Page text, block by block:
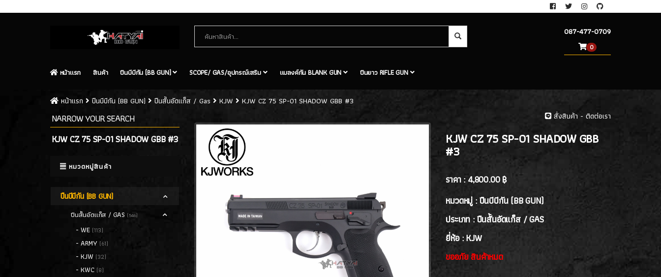
087-477-0709
0
หน้าเเรก สินค้า ปืนบีบีกัน (BB GUN) SCOPE/ GAS/อุปกรณ์เสริม แบลงค์กัน BLANK GUN ปืนยาว RIFLE GUN
หน้าเเรก ปืนบีบีกัน (BB GUN) ปืนสั้นอัดแก็ส / Gas KJW KJW CZ 75 SP-01 SHADOW GBB #3
NARROW YOUR SEARCH
KJW CZ 75 SP-01 SHADOW GBB #3
หมวดหมู่สินค้า
ปืนบีบีกัน (BB GUN)
ปืนสั้นอัดแก็ส / GAS (546)
- WE (113)
- ARMY (61)
- KJW (32)
- KWC (8)
สั่งสินค้า - ติดต่อเรา
KJW CZ 75 SP-01 SHADOW GBB
#3
ราคา : 4,800.00 ฿
หมวดหมู่ : ปืนบีบีกัน (BB GUN)
ประเภท : ปืนสั้นอัดแก็ส / GAS
ยี่ห้อ : KJW
ขออภัย สินค้าหมด